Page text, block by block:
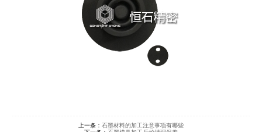
上一条： 石墨材料的加工注意事项有哪些